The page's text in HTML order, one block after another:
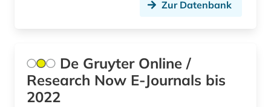
empirische kulturwissenschaft (1)
Zur Datenbank
De Gruyter Online /
Research Now E-Journals bis
2022